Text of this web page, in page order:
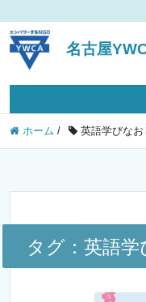
名古屋
ホーム / 英語学びなお
タグ：英語